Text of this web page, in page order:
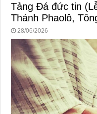
Tảng Đá đức tin
Thánh Phaolô,
28/06/2026